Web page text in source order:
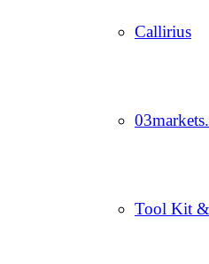
Callirius
Tool Kit